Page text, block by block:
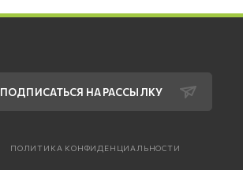
ПОДПИСАТЬСЯ НА РАССЫЛКУ
ПОЛИТИКА КОНФИДЕНЦИАЛЬНОСТИ